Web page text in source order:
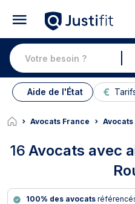
Aide de l'État
Avocats France
16 Avocats avec
100% des avocats